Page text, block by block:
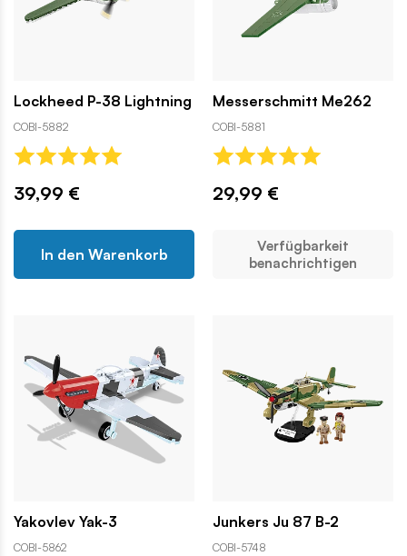
Lockheed P-38 Lightning
COBI-5882
39,99 €
In den Warenkorb
Messerschmitt Me262
COBI-5881
29,99 €
Verfügbarkeit
benachrichtigen
Yakovlev Yak-3
COBI-5862
Junkers Ju 87 B-2
COBI-5748